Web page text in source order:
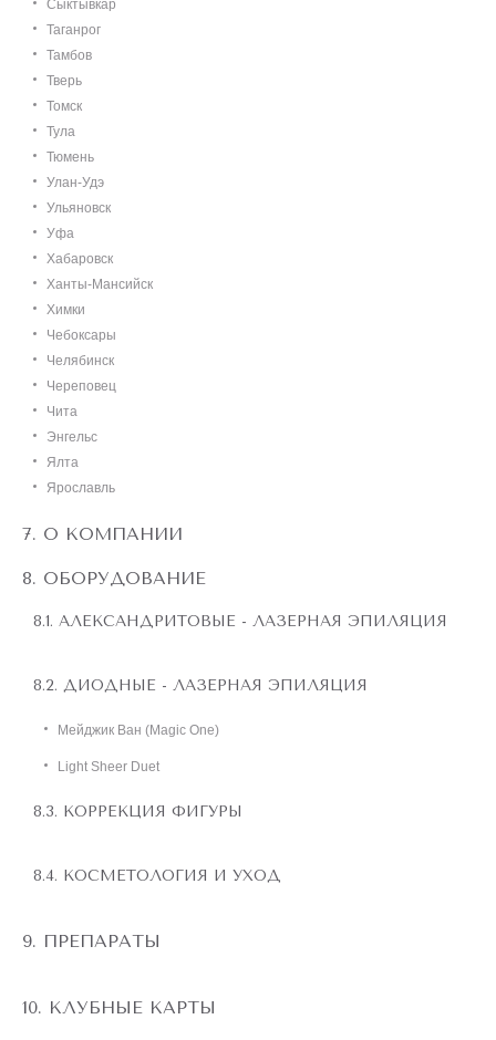
Сыктывкар
Таганрог
Тамбов
Тверь
Томск
Тула
Тюмень
Улан-Удэ
Ульяновск
Уфа
Хабаровск
Ханты-Мансийск
Химки
Чебоксары
Челябинск
Череповец
Чита
Энгельс
Ялта
Ярославль
О КОМПАНИИ
ОБОРУДОВАНИЕ
АЛЕКСАНДРИТОВЫЕ - ЛАЗЕРНАЯ ЭПИЛЯЦИЯ
ДИОДНЫЕ - ЛАЗЕРНАЯ ЭПИЛЯЦИЯ
Мейджик Ван (Magic One)
Light Sheer Duet
КОРРЕКЦИЯ ФИГУРЫ
КОСМЕТОЛОГИЯ И УХОД
ПРЕПАРАТЫ
КЛУБНЫЕ КАРТЫ